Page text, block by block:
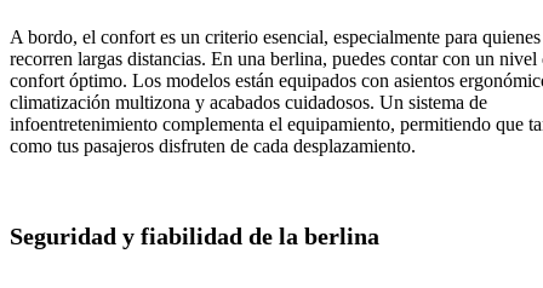
A bordo, el confort es un criterio esencial, especialmente para quienes
recorren largas distancias. En una berlina, puedes contar con un nivel
confort óptimo. Los modelos están equipados con asientos
climatización multizona y acabados cuidadosos. Un sistema de
infoentretenimiento complementa el equipamiento, permitiendo que
como tus pasajeros disfruten de cada desplazamiento.
Seguridad y fiabilidad de la berlina